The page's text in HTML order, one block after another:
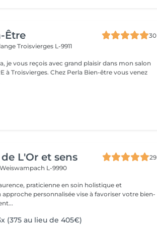
Être
30
Troisvierges L-9911
je vous reçois avec grand plaisir dans mon salon
Perla Bien-être vous venez
L'Or et sens
29
Weiswampach L-9990
praticienne en soin holistique et
(375 au lieu de 405€)